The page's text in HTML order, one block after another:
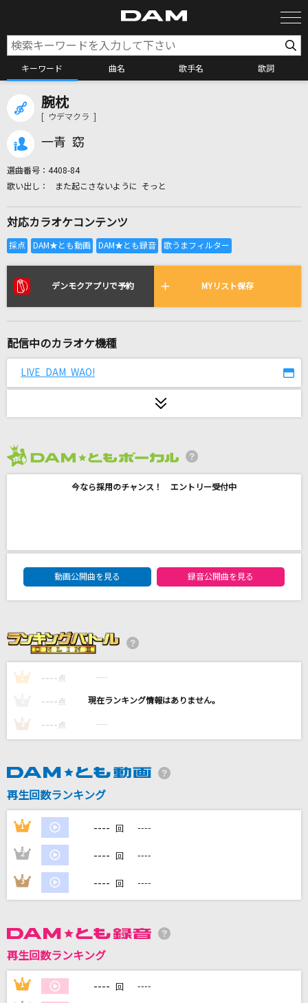
キーワード 曲名 歌手名 歌詞
全国りれき
リアルタイムで歌われている曲の一覧
ダンバイン とぶ
風になる
[生音]ひまわりの約束
米津玄師
[生音]PIECE OF MY WISH
ユキトキ
秦 基博
カラオケ最新情報をチェック！
腕枕
[ ウデマクラ ]
一青 窈
選曲番号： 4408-84
また起こさないように そっと
対応カラオケコンテンツ
デンモクアプリで予約 MYリスト保存
配信中のカラオケ機種
LIVE DAM WAO!
今なら採用のチャンス！ エントリー受付中
DAM★ともボーカルエントリーランキング
動画公開曲を見る
録音公開曲を見る
1 ---- 点 ----
---- 点 ----
3 ---- 点 ----
再生回数ランキング
1 ---- 回 ----
2 ---- 回 ----
3 ---- 回 ----
再生回数ランキング
1 ---- 回 ----